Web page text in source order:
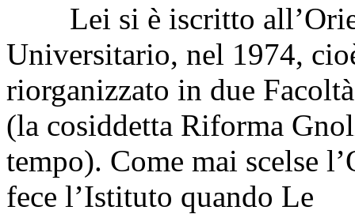
Lei si è iscritto
Universitario, nel 1974,
riorganizzato in due
(la cosiddetta Riforma
tempo). Come mai scelse
fece l’Istituto quando Le